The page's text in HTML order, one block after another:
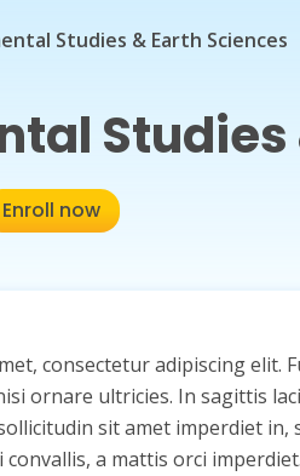
Studies & Earth Sciences
Studies
Enroll now
consectetur adipiscing elit.
ornare ultricies. In sagittis
sit amet imperdiet in,
convallis, a mattis orci